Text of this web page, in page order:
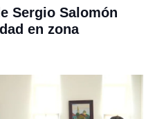
Sergio Salomón
en zona